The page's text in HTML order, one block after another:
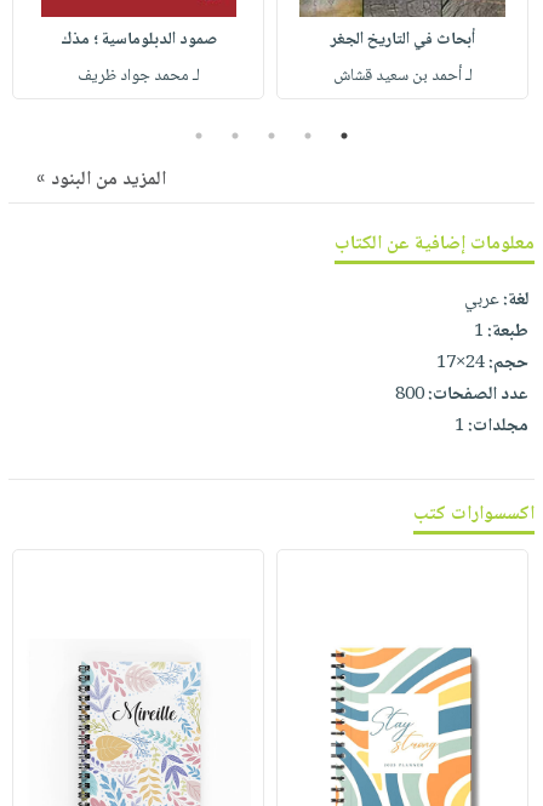
صابون
أطفال
مناسبات
فيديوهات
أسئلة
يتكرر
نيل
وفرات
انشر
كتابك
تواصل
معنا
التسوق
أبحاث في التاريخ الجغر
لـ أحمد بن سعيد قشاش
صمود الدبلوماسية ؛ مذك
لـ محمد جواد ظريف
1
2
3
4
5
المزيد من البنود »
معلومات إضافية عن الكتاب
لغة:عربي
طبعة:1
حجم:24×17
عدد الصفحات:800
مجلدات:1
اكسسوارات كتب